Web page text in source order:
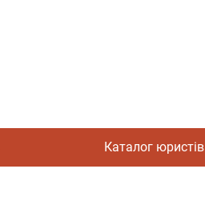
Каталог юристів